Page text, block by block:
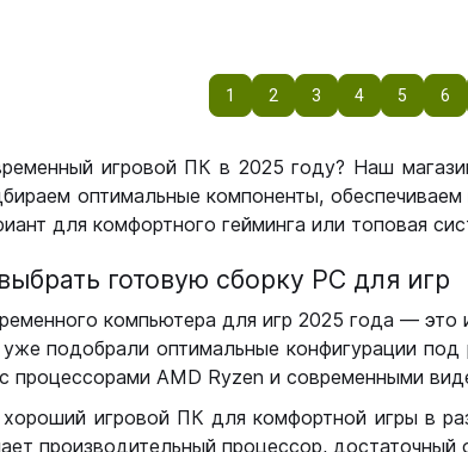
1 2 3 4 5 6
игровой ПК в 2025 году? Наш
оптимальные компоненты,
для комфортного гейминга или топовая
готовую сборку РС для игр
компьютера для игр 2025 года —
подобрали оптимальные конфигурации
AMD Ryzen и современными
игровой ПК для комфортной игры в
производительный процессор,